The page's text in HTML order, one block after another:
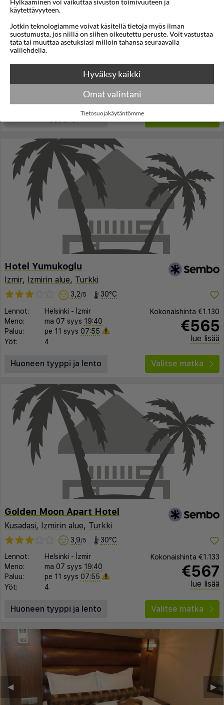
Izmir,Izmirin alue,Turkki
Lennot: Helsinki-İzmir
19:40
Paluu:
pe 11 syys 07:55
Kokonaishinta€1.129
€565
Huoneen tyyppi ja lento
Hotel Yumukoglu
Izmir, Izmirin alue, Turkki
3,2/5 30°C
Lennot: Helsinki - İzmir
Meno:
ma 07 syys 19:40
Paluu:
pe 11 syys 07:55
Yöt:
4
Kokonaishinta €1.130
€565
lue lisää
Huoneen tyyppi ja lento Valitse matka
Golden Moon Apart Hotel
Kusadasi, Izmirin alue, Turkki
3,9/5 30°C
Lennot: Helsinki - İzmir
Meno:
ma 07 syys 19:40
Paluu:
pe 11 syys 07:55
Yöt:
4
Kokonaishinta €1.133
€567
lue lisää
Huoneen tyyppi ja lento Valitse matka
▶︎
◀︎
käytettävyyteen.
Jotkin teknologiamme voivat käsitellä tietoja myös ilman
suostumusta, jos niillä on siihen oikeutettu peruste. Voit vastustaa
tätä tai muuttaa asetuksiasi milloin tahansa seuraavalla
välilehdellä.
Hyväksy kaikki
Omat valintani
Tietosuojakäytäntömme